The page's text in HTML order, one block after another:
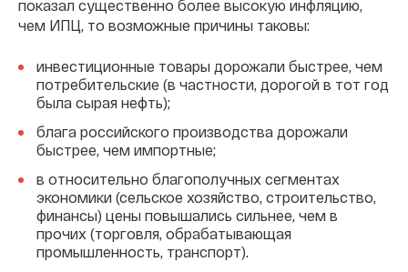
показал существенно более высокую инфляцию,
чем ИПЦ, то возможные причины таковы:
инвестиционные товары дорожали быстрее, чем
потребительские (в частности, дорогой в тот год
была сырая нефть);
блага российского производства дорожали
быстрее, чем импортные;
в относительно благополучных сегментах
экономики (сельское хозяйство, строительство,
финансы) цены повышались сильнее, чем в
прочих (торговля, обрабатывающая
промышленность, транспорт).